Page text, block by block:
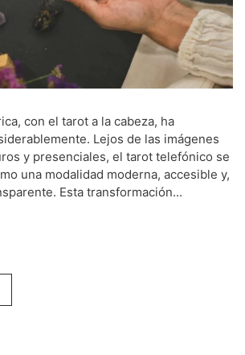
con el tarot a la cabeza, ha
Lejos de las imágenes
y presenciales, el tarot telefónico se
una modalidad moderna, accesible y,
Esta transformación...